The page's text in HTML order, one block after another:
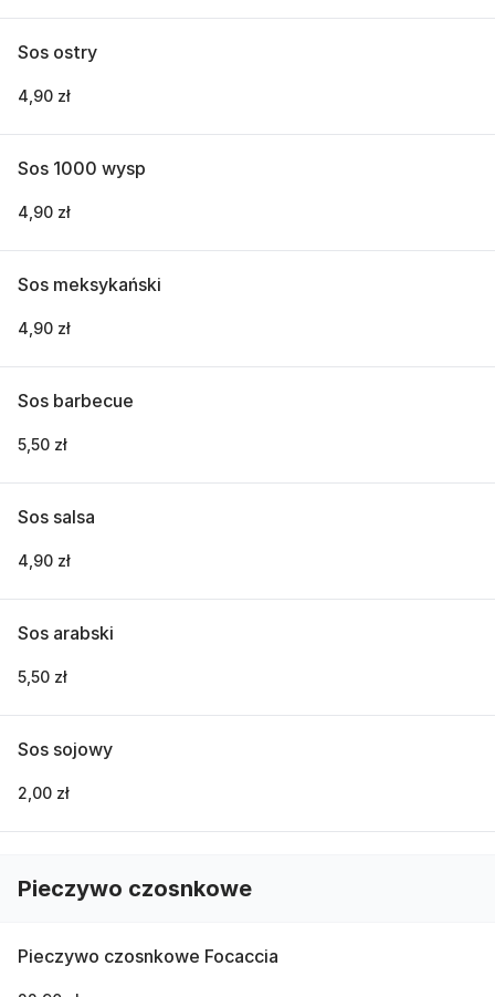
Sos ostry
4,90 zł
Sos 1000 wysp
4,90 zł
Sos meksykański
4,90 zł
Sos barbecue
5,50 zł
Sos salsa
4,90 zł
Sos arabski
5,50 zł
Sos sojowy
2,00 zł
Pieczywo czosnkowe
Pieczywo czosnkowe Focaccia